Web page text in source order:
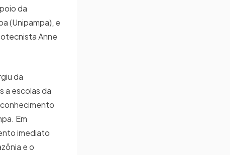
da
(Unipampa), e
Anne
da
a escolas da
Em
imediato
e o